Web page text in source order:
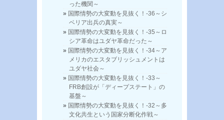
った機関～
国際情勢の大変動を見抜く！-36～シ
ベリア出兵の真実～
国際情勢の大変動を見抜く！-35～ロ
シア革命はユダヤ革命だった～
国際情勢の大変動を見抜く！-34～ア
メリカのエスタブリッシュメントは
ユダヤ社会～
国際情勢の大変動を見抜く！-33～
FRB創設が「ディープステート」の
基盤～
国際情勢の大変動を見抜く！-32～多
文化共生という国家分断化作戦～